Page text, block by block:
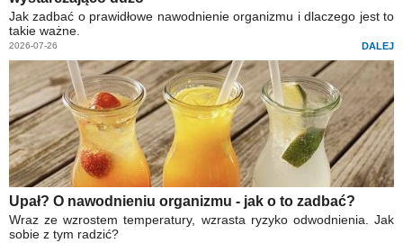
Jak zadbać o prawidłowe nawodnienie organizmu i dlaczego jest to
takie ważne.
2026-07-26 DALEJ
Upał? O nawodnieniu organizmu - jak o to zadbać?
Wraz ze wzrostem temperatury, wzrasta ryzyko odwodnienia. Jak
sobie z tym radzić?